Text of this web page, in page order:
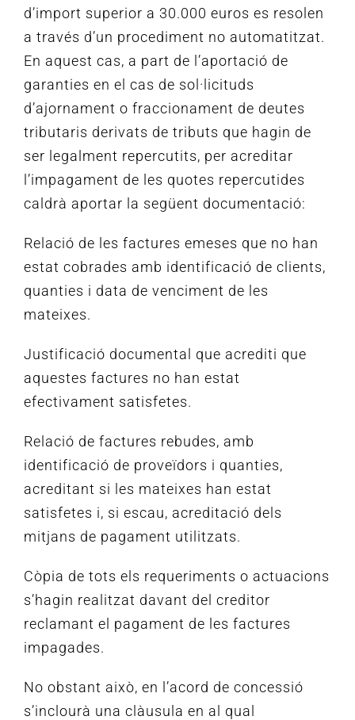
d’import superior a 30.000 euros es resolen
a través d’un procediment no automatitzat.
En aquest cas, a part de l’aportació de
garanties en el cas de sol·licituds
d’ajornament o fraccionament de deutes
tributaris derivats de tributs que hagin de
ser legalment repercutits, per acreditar
l’impagament de les quotes repercutides
caldrà aportar la següent documentació:
Relació de les factures emeses que no han
estat cobrades amb identificació de clients,
quanties i data de venciment de les
mateixes.
Justificació documental que acrediti que
aquestes factures no han estat
efectivament satisfetes.
Relació de factures rebudes, amb
identificació de proveïdors i quanties,
acreditant si les mateixes han estat
satisfetes i, si escau, acreditació dels
mitjans de pagament utilitzats.
Còpia de tots els requeriments o actuacions
s’hagin realitzat davant del creditor
reclamant el pagament de les factures
impagades.
No obstant això, en l’acord de concessió
s’inclourà una clàusula en al qual